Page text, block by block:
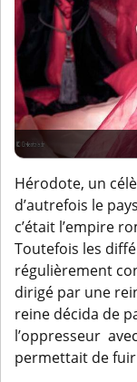
Hérodote, un
d’autrefois le
c’était l’empire
Toutefois les
régulièrement
dirigé par une
reine décida de
l’oppresseur
permettait de fuir